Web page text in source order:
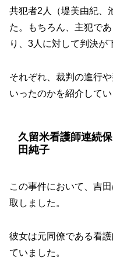
共犯者2人（堤美由紀、
た。もちろん、主犯で
り、3人に対して判決が
それぞれ、裁判の進行
いったのかを紹介してい
久留米看護師連続
田純子
この事件において、吉
取しました。
彼女は元同僚である看
ていました。